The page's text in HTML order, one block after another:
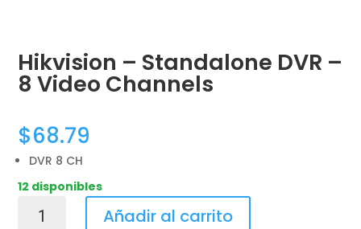
Hikvision – Standalone DVR –
8 Video Channels
$68.79
DVR 8 CH
12 disponibles
Añadir al carrito